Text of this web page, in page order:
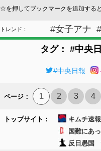
☆を押してブックマークを追加する
#女子アナ
トレンド：
タグ： #中央
#中央日報
ページ： 1 2 3 4
トップサイト： キムチ速報
国難にあ
反日愚国